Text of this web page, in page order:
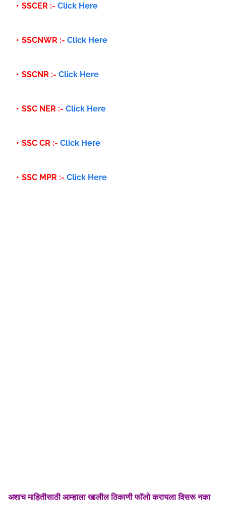
SSCER :- Click Here
SSCNWR :- Click Here
SSCNR :- Click Here
SSC NER :- Click Here
SSC CR :- Click Here
SSC MPR :- Click Here
अशाच माहितीसाठी आम्हाला खालील ठिकाणी फॉलो करायला विसरू नका